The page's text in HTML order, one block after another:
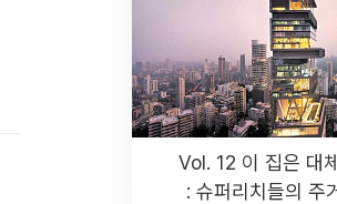
Vol. 12 이 집은 대
: 슈퍼리치들의 주